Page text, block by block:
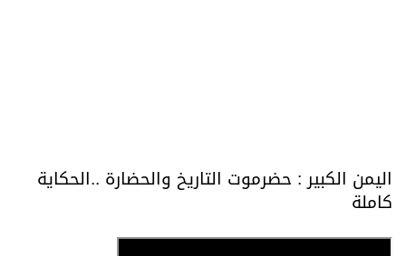
اليمن الكبير : حضرموت التاريخ والحضارة ..الحكاية
كاملة